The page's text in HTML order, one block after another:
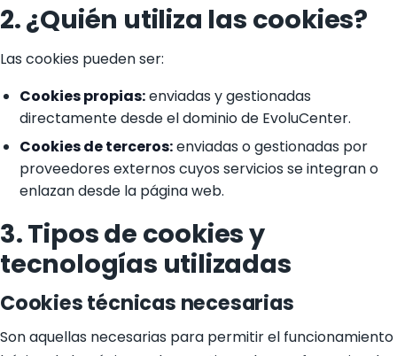
2. ¿Quién utiliza las cookies?
Las cookies pueden ser:
Cookies propias:enviadas y gestionadas
directamente desde el dominio de EvoluCenter.
Cookies de terceros:enviadas o gestionadas por
proveedores externos cuyos servicios se integran o
enlazan desde la página web.
3. Tipos de cookies y
tecnologías utilizadas
Cookies técnicas necesarias
Son aquellas necesarias para permitir el funcionamiento